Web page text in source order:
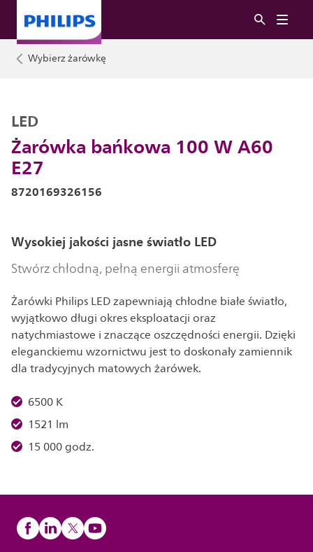
Wybierz żarówkę
Żarówka bańkowa 100 W A60
E27
LED
8720169326156
Wysokiej jakości jasne światło LED
Stwórz chłodną, pełną energii atmosferę
Żarówki Philips LED zapewniają chłodne białe światło,
wyjątkowo długi okres eksploatacji oraz
natychmiastowe i znaczące oszczędności energii. Dzięki
eleganckiemu wzornictwu jest to doskonały zamiennik
dla tradycyjnych matowych żarówek.
6500 K
1521 lm
15 000 godz.